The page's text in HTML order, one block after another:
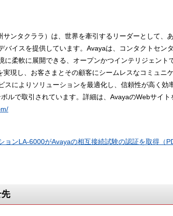
ンタクララ）は、世界を牽引するリーダーとして、
バイスを提供しています。Avayaは、コンタクトセン
に柔軟に展開できる、オープンかつインテリジェント
現し、お客さまとその顧客にシームレスなコミュニ
スによりソリューションを最適化し、信頼性が高く
ルで取引されています。詳細は、AvayaのWebサイト
ョンLA-6000がAvayaの相互接続試験の認証を取得（